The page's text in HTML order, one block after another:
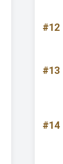
#12
#13
#14